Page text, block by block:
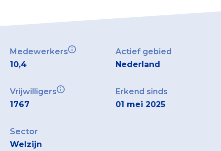
Medewerkers
10,4
Actief gebied
Nederland
Vrijwilligers
1767
Erkend sinds
01 mei 2025
Sector
Welzijn